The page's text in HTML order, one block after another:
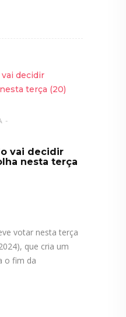
vai decidir
nesta terça
votar nesta terça
que cria um
o fim da